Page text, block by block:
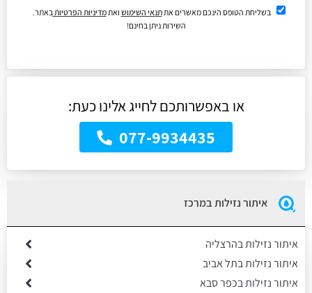
בשליחת הטופס הינכם מאשרים אתתנאי השימוש ואתמדיניות הפרטיותבאתר.
השירות ניתן בחינם!
או באפשרותכם לחייג אלינו כעת:
077-9934435
איתור נזילות במרכז
איתור נזילות בהרצליה
איתור נזילות בתל אביב
איתור נזילות בכפר סבא